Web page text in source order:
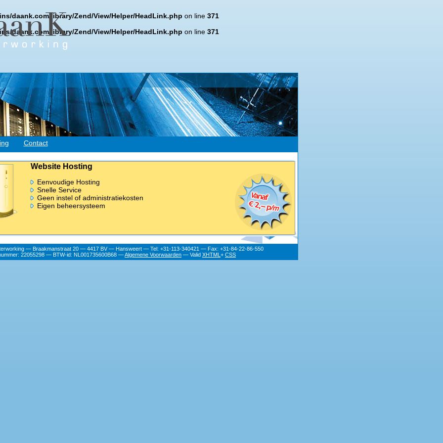
daank.com/library/Zend/View/Helper/HeadLink.php on line 371
daank.com/library/Zend/View/Helper/HeadLink.php on line 371
Contact
Website Hosting
Eenvoudige Hosting
Snelle Service
Geen instel of administratiekosten
Eigen beheersysteem
— Braakmanstraat 20 — 4417 BV — Hansweert — Tel: +31-113-340421 — Fax: +31-84-22-86-550
22055298 — BTW-id: NL001735600B68 —Algemene Voorwaarden — Valid XHTML + CSS